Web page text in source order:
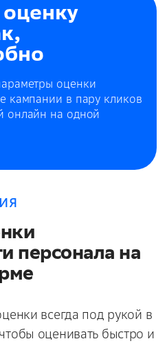
оценки
кампании в пару кликов
онлайн на одной
персонала на
всегда под рукой в
оценивать быстро и